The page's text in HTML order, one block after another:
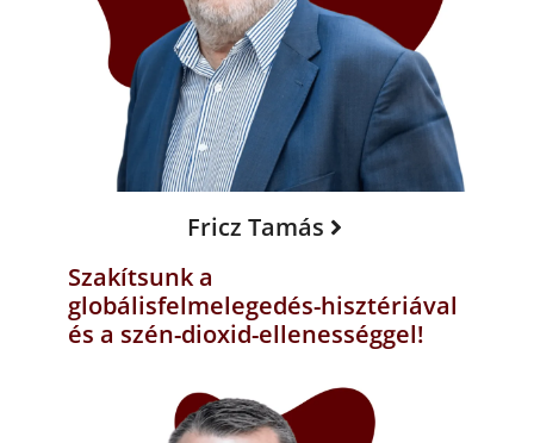
Fricz Tamás
Szakítsunk a
globálisfelmelegedés-hisztériával
és a szén-dioxid-ellenességgel!